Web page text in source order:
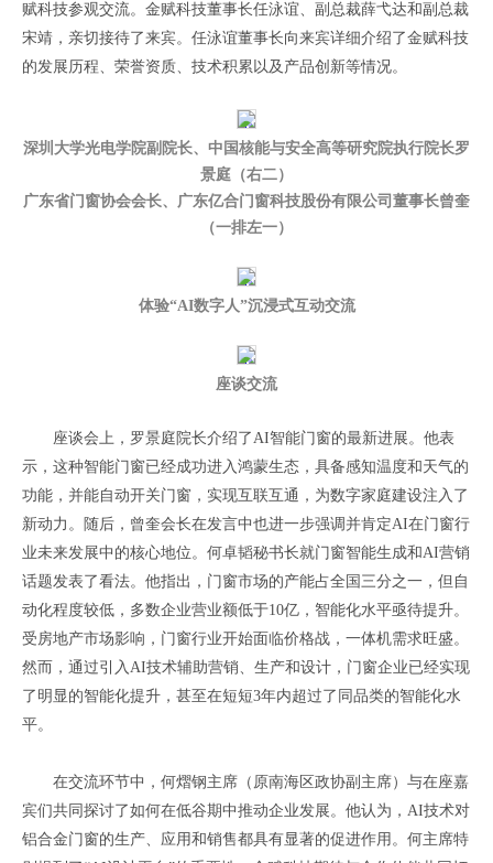
赋科技参观交流。金赋科技董事长任泳谊、副总裁薛弋达和副总裁
宋靖，亲切接待了来宾。任泳谊董事长向来宾详细介绍了金赋科技
的发展历程、荣誉资质、技术积累以及产品创新等情况。
深圳大学光电学院副院长、中国核能与安全高等研究院执行院长罗
景庭（右二）
广东省门窗协会会长、广东亿合门窗科技股份有限公司董事长曾奎
（一排左一）
体验“AI数字人”沉浸式互动交流
座谈交流
座谈会上，罗景庭 院长介绍了AI智能门窗的最新进展。他表
示，这种智能门窗已经成功进入鸿蒙生态，具备感知温度和天气的
功能，并能自动开关门窗，实现互联互通，为数字家庭建设注入了
新动力。
随后，曾奎会长在发言中也进一步强调并肯定AI在门窗行
业未来发展中的核心地位。 何卓韬秘书长就门窗智能生成和AI营销
话题发表了看法。他指出，门窗市场的产能占全国三分之一，但自
动化程度较低，多数企业营业额低于10亿，智能化水平亟待提升。
受房地产市场影响，门窗行业开始面临价格战，一体机需求旺盛。
然而，通过引入AI技术辅助营销、生产和设计，门窗企业已经实现
了明显的智能化提升，甚至在短短3年内超过了同品类的智能化水
平。
在交流环节中， 何熠钢主席（原南海区政协副主席）与在座嘉
宾们共同探讨了如何在低谷期中推动企业发展。 他认为， AI技术对
铝合金门窗的生产、应用和销售都具有显著的促进作用。何主席特